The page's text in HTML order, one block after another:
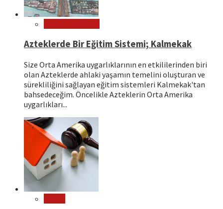
Azteklerde Bir Eğitim Sistemi; Kalmekak
Size Orta Amerika uygarlıklarının en etkililerinden biri
olan Azteklerde ahlaki yaşamın temelini oluşturan ve
sürekliliğini sağlayan eğitim sistemleri Kalmekak'tan
bahsedeceğim. Öncelikle Azteklerin Orta Amerika
uygarlıkları...